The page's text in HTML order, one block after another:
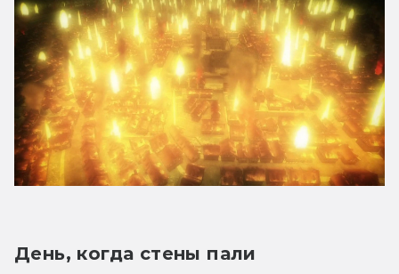
День, когда стены пали